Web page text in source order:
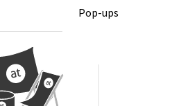
Pop-ups